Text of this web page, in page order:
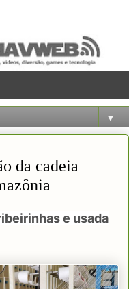
▼
da cadeia
e usada